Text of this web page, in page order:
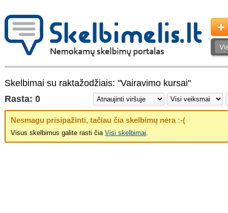
Skelbimai su raktažodžiais: "Vairavimo kursai"
Rasta: 0
Nesmagu prisipažinti, tačiau čia skelbimų nėra :-(
Visus skelbimus galite rasti čia Visi skelbimai.